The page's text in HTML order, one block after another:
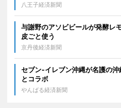
八王子経済新聞
与謝野のアソビビールが発酵
皮ごと使う
京丹後経済新聞
セブン‐イレブン沖縄が名護の沖
とコラボ
やんばる経済新聞